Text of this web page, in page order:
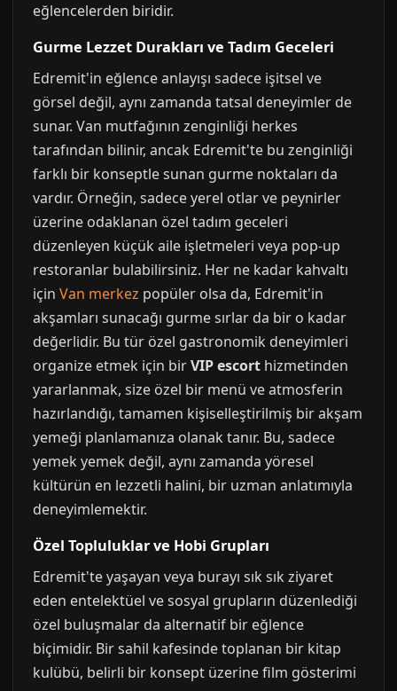
eğlencelerden biridir.
Gurme Lezzet Durakları ve Tadım Geceleri
Edremit'in eğlence anlayışı sadece işitsel ve
görsel değil, aynı zamanda tatsal deneyimler de
sunar. Van mutfağının zenginliği herkes
tarafından bilinir, ancak Edremit'te bu zenginliği
farklı bir konseptle sunan gurme noktaları da
vardır. Örneğin, sadece yerel otlar ve peynirler
üzerine odaklanan özel tadım geceleri
düzenleyen küçük aile işletmeleri veya pop-up
restoranlar bulabilirsiniz. Her ne kadar kahvaltı
için Van merkez popüler olsa da, Edremit'in
akşamları sunacağı gurme sırlar da bir o kadar
değerlidir. Bu tür özel gastronomik deneyimleri
organize etmek için birVIP escort hizmetinden
yararlanmak, size özel bir menü ve atmosferin
hazırlandığı, tamamen kişiselleştirilmiş bir akşam
yemeği planlamanıza olanak tanır. Bu, sadece
yemek yemek değil, aynı zamanda yöresel
kültürün en lezzetli halini, bir uzman anlatımıyla
deneyimlemektir.
Özel Topluluklar ve Hobi Grupları
Edremit'te yaşayan veya burayı sık sık ziyaret
eden entelektüel ve sosyal grupların düzenlediği
özel buluşmalar da alternatif bir eğlence
biçimidir. Bir sahil kafesinde toplanan bir kitap
kulübü, belirli bir konsept üzerine film gösterimi